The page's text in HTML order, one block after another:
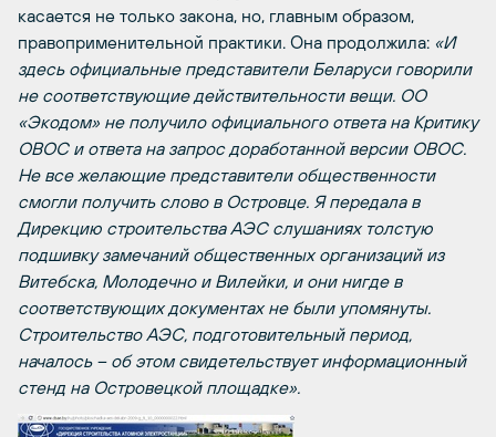
касается не только закона, но, главным образом,
правоприменительной практики. Она продолжила: «И
здесь официальные представители Беларуси говорили
не соответствующие действительности вещи. ОО
«Экодом» не получило официального ответа на Критику
ОВОС и ответа на запрос доработанной версии ОВОС.
Не все желающие представители общественности
смогли получить слово в Островце. Я передала в
Дирекцию строительства АЭС слушаниях толстую
подшивку замечаний общественных организаций из
Витебска, Молодечно и Вилейки, и они нигде в
соответствующих документах не были упомянуты.
Строительство АЭС, подготовительный период,
началось – об этом свидетельствует информационный
стенд на Островецкой площадке».